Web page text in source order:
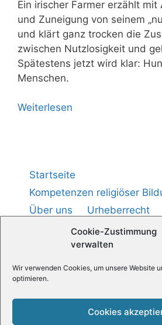
Cookie-Zustimmung
verwalten
Wir verwenden Cookies, um unsere Website
optimieren.
Cookies
Ein iri­scher Far­mer erzählt mit
und Zunei­gung von sei­nem
und klärt ganz tro­cken die
zwi­schen Nutz­lo­sig­keit und
Spä­tes­tens jetzt wird klar:
Menschen.
Wei­ter­le­sen
Startseite
Kompetenzen religiöser
Über uns
Urheberrecht
Impressum
Cookie-
Medienpädagogik —
Religionspädagogische